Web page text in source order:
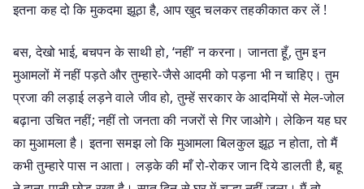
इतना कह दो कि मुकदमा झूठा है, आप खुद चलकर तहकीकात कर लें !
बस, देखो भाई, बचपन के साथी हो, ‘नहीं’ न करना। जानता हूँ, तुम इन
मुआमलों में नहीं पड़ते और तुम्हारे-जैसे आदमी को पड़ना भी न चाहिए। तुम
प्रजा की लड़ाई लड़ने वाले जीव हो, तुम्हें सरकार के आदमियों से मेल-जोल
बढ़ाना उचित नहीं; नहीं तो जनता की नजरों से गिर जाओगे। लेकिन यह घर
का मुआमला है। इतना समझ लो कि मुआमला बिलकुल झूठ न होता, तो मैं
कभी तुम्हारे पास न आता। लड़के की माँ रो-रोकर जान दिये डालती है, बहू